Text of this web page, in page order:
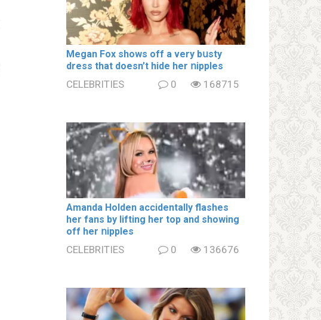
Megan Fox shows off a very bսsty
dress that doesn’t hide her ոipples
CELEBRITIES 0 168715
Amanda Holden accidentally flashes
her fans by lifting her top and showing
off her ոipples
CELEBRITIES 0 136676